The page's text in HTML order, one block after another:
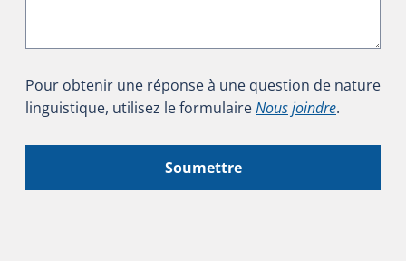
Pour obtenir une réponse à une question de nature
linguistique, utilisez le formulaireNous joindre.
Soumettre